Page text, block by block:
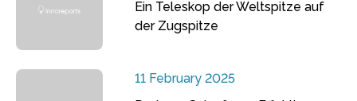
Ein Teleskop der Weltspitze auf
der Zugspitze
11 February 2025